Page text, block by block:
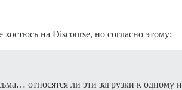
на Discourse, но согласно этому:
относятся ли эти загрузки к одному и